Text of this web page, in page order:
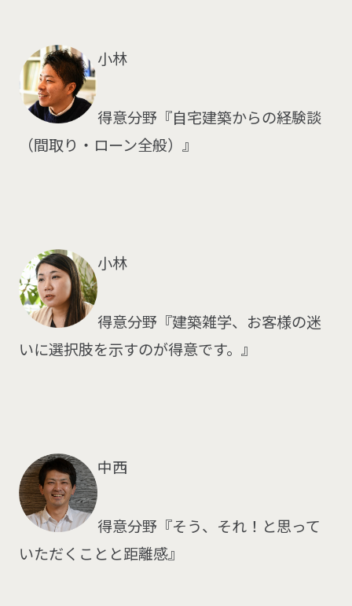
小林
得意分野『自宅建築からの経験談
（間取り・ローン全般）』
小林
得意分野『建築雑学、お客様の迷
いに選択肢を示すのが得意です。』
中西
得意分野『そう、それ！と思って
いただくことと距離感』